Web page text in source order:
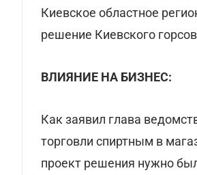
Киевское областное
решение Киевского
ВЛИЯНИЕ НА БИЗНЕС:
Как заявил глава
торговли спиртным в
проект решения нужно